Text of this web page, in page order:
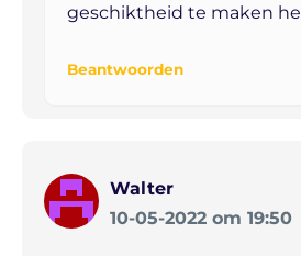
geschiktheid te maken
Beantwoorden
Walter
10-05-2022 om 19:50